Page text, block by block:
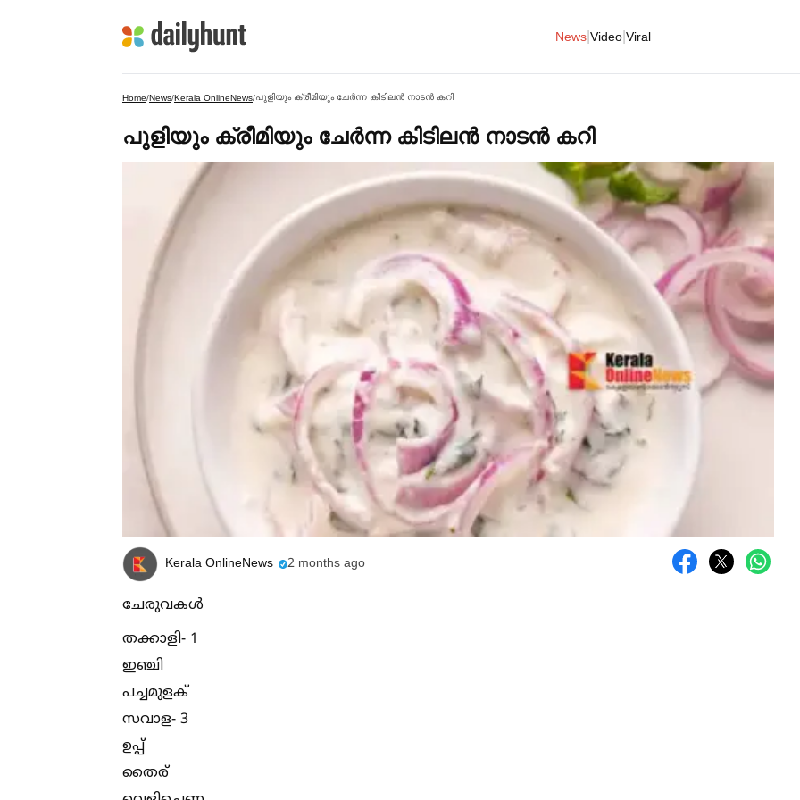
News Video Viral
Home/News/Kerala OnlineNews/പുളിയും ക്രീമിയും ചേര്‍ന്ന കിടിലൻ നാടൻ കറി
പുളിയും ക്രീമിയും ചേര്‍ന്ന കിടിലൻ നാടൻ കറി
Kerala OnlineNews 2 months ago
ചേരുവകള്‍
തക്കാളി- 1
ഇഞ്ചി
പച്ചമുളക്
സവാള- 3
ഉപ്പ്
തൈര്